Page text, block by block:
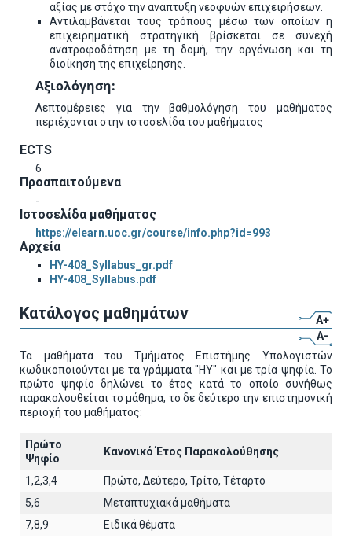
αξίας με στόχο την ανάπτυξη νεοφυών επιχειρήσεων.
Αντιλαμβάνεται τους τρόπους μέσω των οποίων η
επιχειρηματική στρατηγική βρίσκεται σε συνεχή
ανατροφοδότηση με τη δομή, την οργάνωση και τη
διοίκηση της επιχείρησης.
Αξιολόγηση:
Λεπτομέρειες για την βαθμολόγηση του μαθήματος
περιέχονται στην ιστοσελίδα του μαθήματος
ECTS
6
Προαπαιτούμενα
-
Ιστοσελίδα μαθήματος
https://elearn.uoc.gr/course/info.php?id=993
Αρχεία
HY-408_Syllabus_gr.pdf
HY-408_Syllabus.pdf
Κατάλογος μαθημάτων
A+
A-
Τα μαθήματα του Τμήματος Επιστήμης Υπολογιστών
κωδικοποιούνται με τα γράμματα "ΗΥ" και με τρία ψηφία. Το
πρώτο ψηφίο δηλώνει το έτος κατά το οποίο συνήθως
παρακολουθείται το μάθημα, το δε δεύτερο την επιστημονική
περιοχή του μαθήματος:
Πρώτο
Ψηφίο
Κανονικό Έτος Παρακολούθησης
1,2,3,4
Πρώτο, Δεύτερο, Τρίτο, Τέταρτο
5,6
Μεταπτυχιακά μαθήματα
7,8,9
Ειδικά θέματα